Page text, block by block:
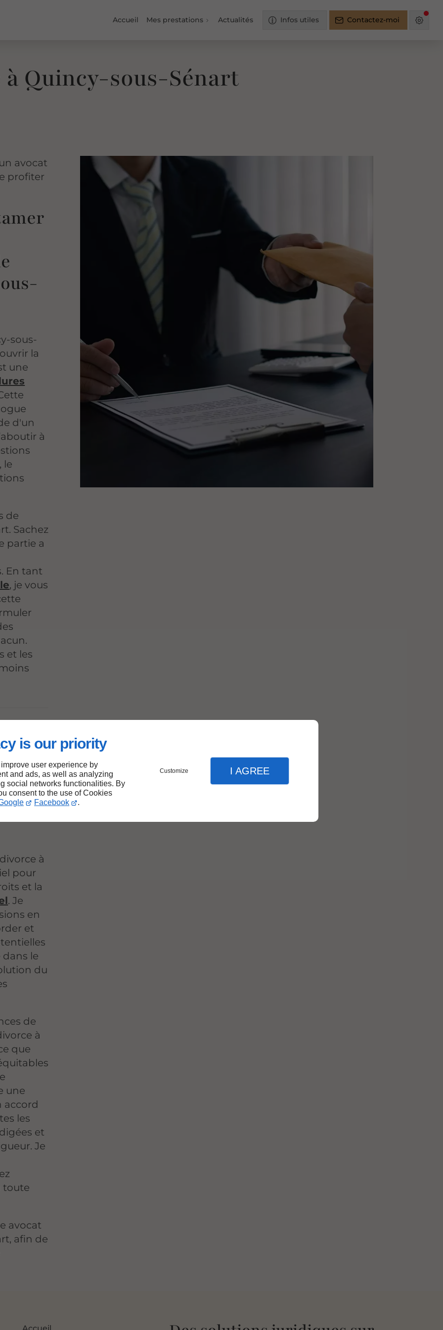
is our priority
user experience by
and ads, as well as analyzing
social networks functionalities. By
consent to the use of Cookies
Facebook .
Customize I AGREE
Accueil Mes prestations Actualités Infos utiles Contactez-moi
à Quincy-sous-Sénart
avocat
profiter
sous-
la
une
d'un
à
le
de
Sachez
partie a
En tant
, je vous
et les
à
pour
et la
. Je
en
et
le
du
de
à
que
une
accord
les
et
Je
toute
avocat
afin de